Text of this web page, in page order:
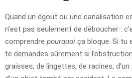
Quand un égout ou une canalisation
n’est pas seulement de déboucher :
comprendre pourquoi ça bloque. Si tu
te demandes sûrement si
graisses, de lingettes, de racines,